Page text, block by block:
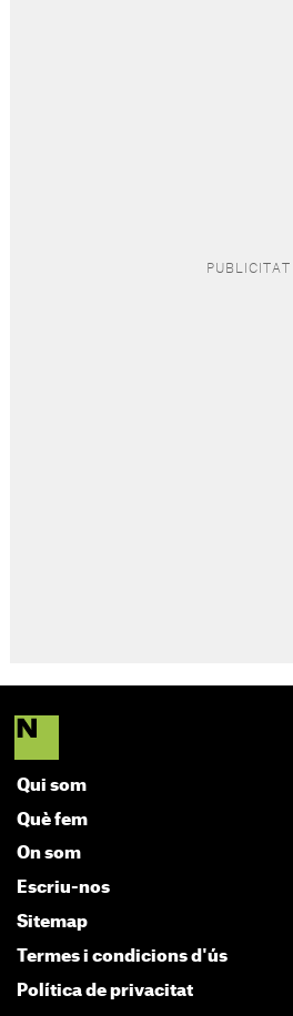
Qui som
Què fem
On som
Escriu-nos
Sitemap
Termes i condicions d'ús
Política de privacitat